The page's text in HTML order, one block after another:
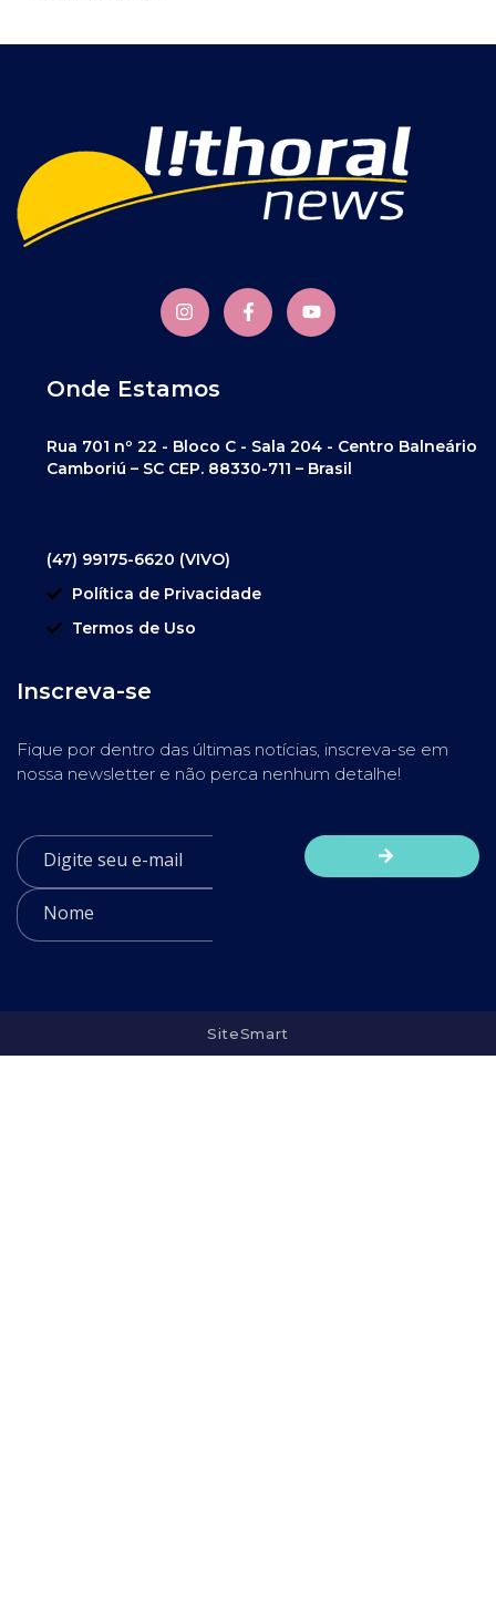
Onde Estamos
Rua 701 nº 22 - Bloco C - Sala 204 - Centro Balneário
Camboriú – SC CEP. 88330-711 – Brasil
(47) 99175-6620 (VIVO)
Política de Privacidade
Termos de Uso
Inscreva-se
Fique por dentro das últimas notícias, inscreva-se em
nossa newsletter e não perca nenhum detalhe!
SiteSmart